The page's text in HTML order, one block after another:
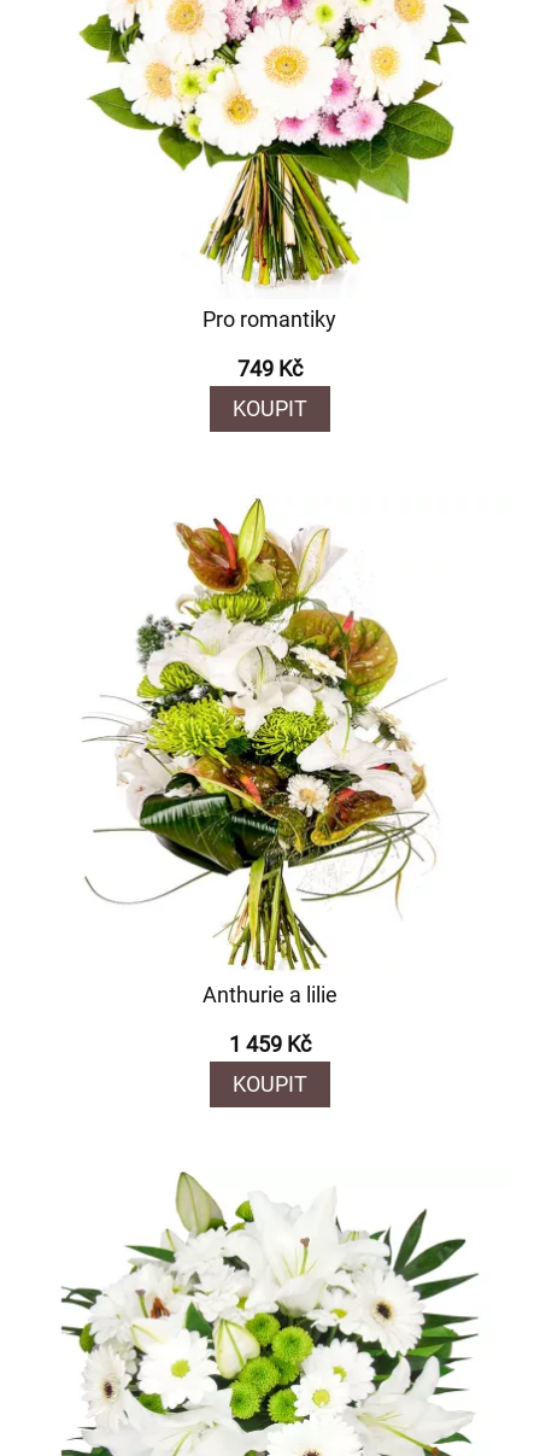
Pro romantiky
749 Kč
KOUPIT
Anthurie a lilie
1 459 Kč
KOUPIT